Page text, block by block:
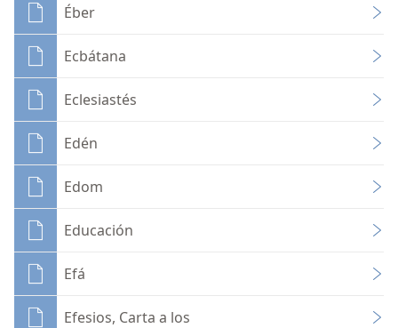
Éber
Ecbátana
Eclesiastés
Edén
Edom
Educación
Efá
Efesios, Carta a los